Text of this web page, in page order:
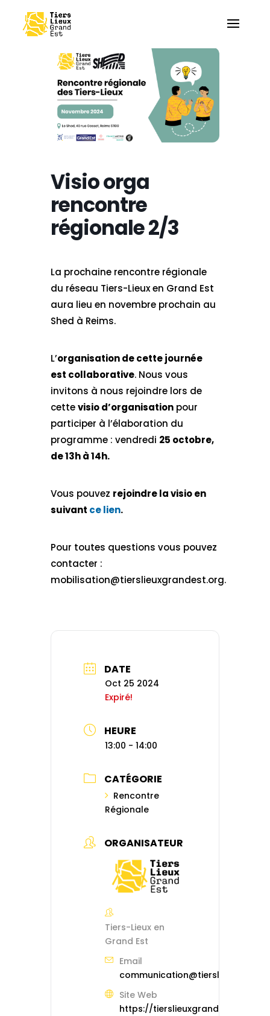
Visio orga
rencontre
régionale 2/3
La prochaine rencontre régionale
du réseau Tiers-Lieux en Grand Est
aura lieu en novembre prochain au
Shed à Reims.
L’organisation de cette journée
est collaborative. Nous vous
invitons à nous rejoindre lors de
cettevisio d’organisation pour
participer à l’élaboration du
programme : vendredi 25 octobre,
de 13h à 14h.
Vous pouvez rejoindre la visio en
suivant ce lien.
Pour toutes questions vous pouvez
contacter :
mobilisation@tierslieuxgrandest.org.
DATE
Oct 25 2024
Expiré!
HEURE
13:00 - 14:00
CATÉGORIE
Rencontre
Régionale
ORGANISATEUR
Tiers-Lieux en
Grand Est
Email
Site Web
https://tierslieuxgrandest.org